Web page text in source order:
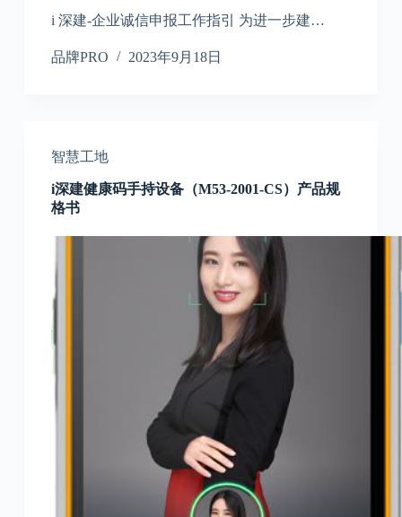
i 深建-企业诚信申报工作指引 为进一步建…
品牌PRO 2023年9月18日
智慧工地
i深建健康码手持设备（M53-2001-CS）产品规
格书